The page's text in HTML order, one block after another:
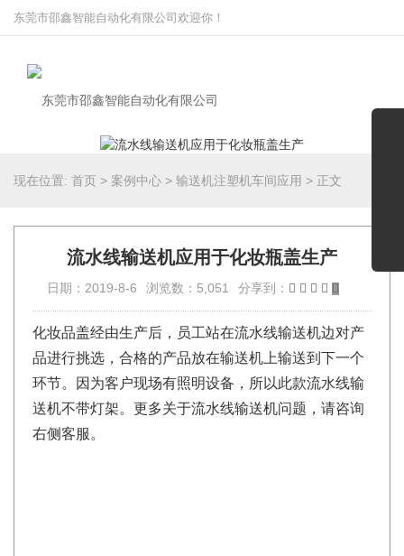
东莞市邵鑫智能自动化有限公司欢迎你！
现在位置: 首页 > 案例中心 > 输送机注塑机车间应用 > 正文
流水线输送机应用于化妆瓶盖生产
日期：2019-8-6 浏览数：5,051 分享到：
化妆品盖经由生产后，员工站在流水线输送机边对产
品进行挑选，合格的产品放在输送机上输送到下一个
环节。因为客户现场有照明设备，所以此款流水线输
送机不带灯架。更多关于流水线输送机问题，请咨询
右侧客服。